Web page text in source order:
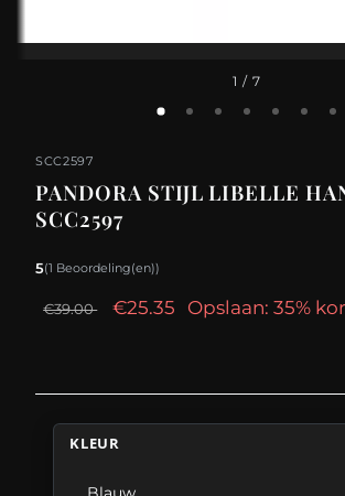
1 / 7
SCC2597
PANDORA STIJL LIBELLE
SCC2597
5(1 Beoordeling(en))
€39.00 €25.35 Opslaan: 35%
KLEUR